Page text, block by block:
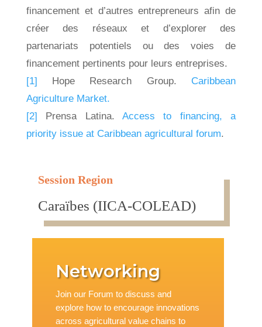
financement et d’autres entrepreneurs afin de
créer des réseaux et d’explorer des
partenariats potentiels ou des voies de
financement pertinents pour leurs entreprises.
[1]
Hope Research Group. Caribbean
Agriculture Market.
[2]
Prensa Latina. Access to financing, a
priority issue at Caribbean agricultural forum.
Session Region
Caraïbes (IICA-COLEAD)
Networking
Join our Forum to discuss and
explore how to encourage innovations
across agricultural value chains to